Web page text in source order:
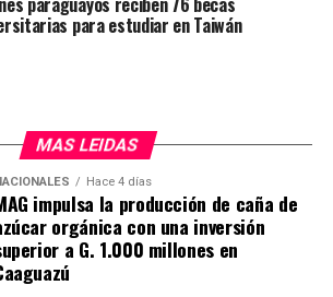
en el país, Hernández explicó que
de la planta solar, estimando una
para estudiar en Taiwán
MAS LEIDAS
Hace 4 días
impulsa la producción de caña de
orgánica con una inversión
a G. 1.000 millones en